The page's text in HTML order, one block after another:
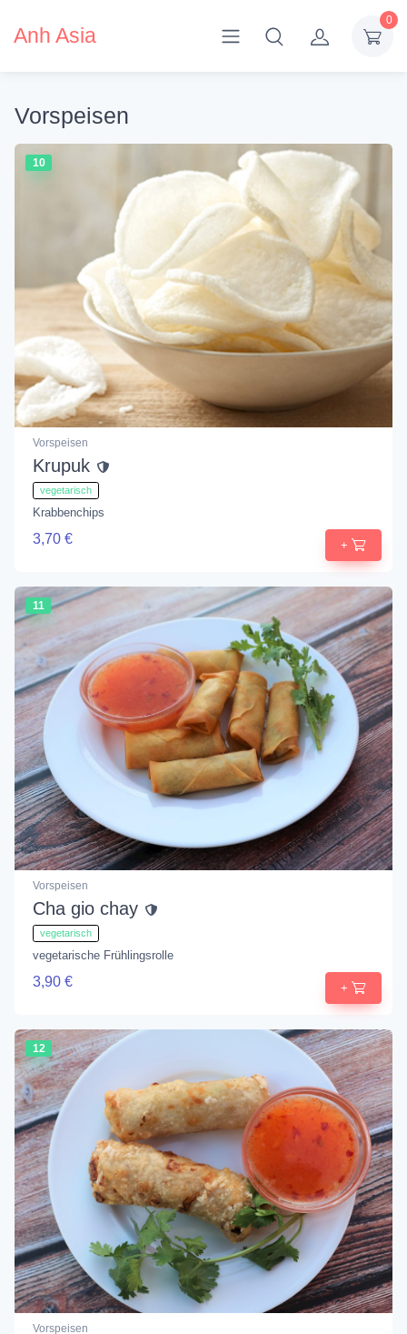
Anh Asia
0
Vorspeisen
10
Vorspeisen
Krupuk
vegetarisch
Krabbenchips
3,70 € +
11
Vorspeisen
Cha gio chay
vegetarisch
vegetarische Frühlingsrolle
3,90 € +
12
Vorspeisen